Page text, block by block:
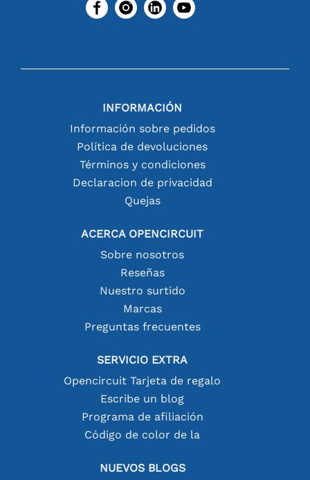
INFORMACIÓN
Información sobre pedidos
Política de devoluciones
Términos y condiciones
Declaracion de privacidad
Quejas
ACERCA OPENCIRCUIT
Sobre nosotros
Reseñas
Nuestro surtido
Marcas
Preguntas frecuentes
SERVICIO EXTRA
Opencircuit Tarjeta de regalo
Escribe un blog
Programa de afiliación
Código de color de la
NUEVOS BLOGS